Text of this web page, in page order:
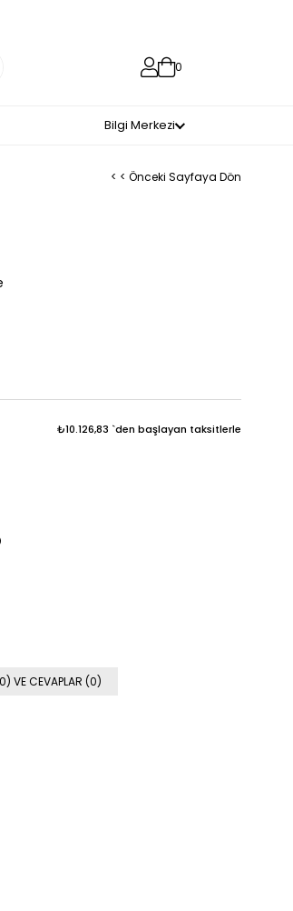
0
Bilgi Merkezi
< < Önceki Sayfaya Dön
₺10.126,83 `den başlayan taksitlerle
VE CEVAPLAR (0)